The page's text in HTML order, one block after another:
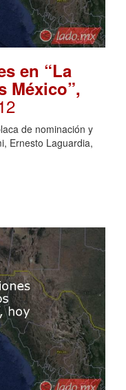
en “La
México”,
de nominación y
Ernesto Laguardia,